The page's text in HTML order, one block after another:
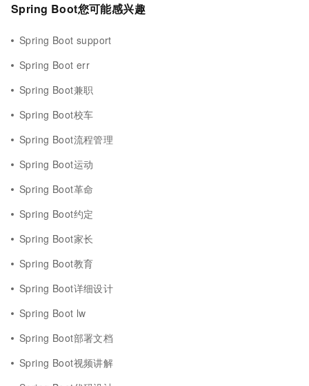
Spring Boot您可能感兴趣
Spring Boot support
Spring Boot err
Spring Boot兼职
Spring Boot校车
Spring Boot流程管理
Spring Boot运动
Spring Boot革命
Spring Boot约定
Spring Boot家长
Spring Boot教育
Spring Boot详细设计
Spring Boot lw
Spring Boot部署文档
Spring Boot视频讲解